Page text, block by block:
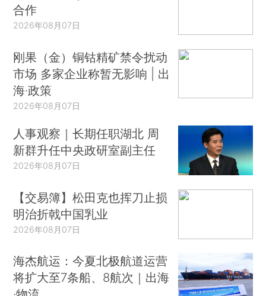
合作
2026年08月07日
刚果（金）铜钴精矿禁令扰动
市场 多家企业称暂无影响 | 出
海·政策
2026年08月07日
人事观察｜长期任职湖北 周
新群升任中央政研室副主任
2026年08月07日
【交易簿】松田克也挥刀止损
明治折戟中国乳业
2026年08月07日
海杰航运：今夏北极航道运营
将扩大至7条船、8航次｜出海